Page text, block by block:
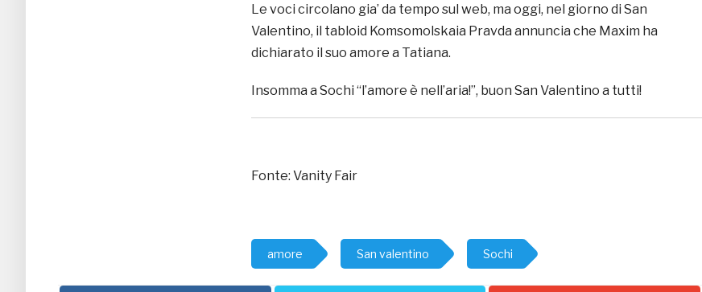
Le voci circolano gia’ da tempo sul web, ma oggi, nel giorno di San
Valentino, il tabloid Komsomolskaia Pravda annuncia che Maxim ha
dichiarato il suo amore a Tatiana.
Insomma a Sochi “l’amore è nell’aria!”, buon San Valentino a tutti!
Fonte: Vanity Fair
amore San valentino Sochi